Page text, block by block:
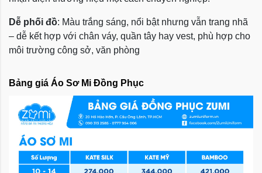
Dễ phối đồ: Màu trắng sáng, nổi bật nhưng vẫn trang nhã
– dễ kết hợp với chân váy, quần tây hay vest, phù hợp cho
môi trường công sở, văn phòng
Bảng giá Áo Sơ Mi Đồng Phục